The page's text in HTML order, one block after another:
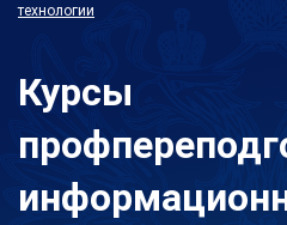
технологии
Курсы